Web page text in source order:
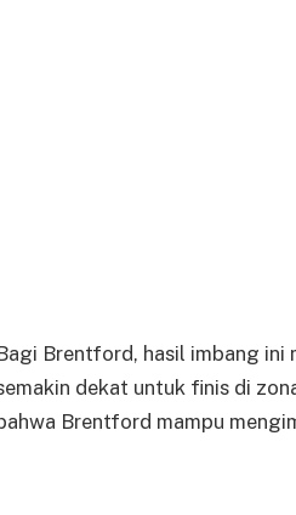
Brentford, hasil imbang ini
dekat untuk finis di
Brentford mampu